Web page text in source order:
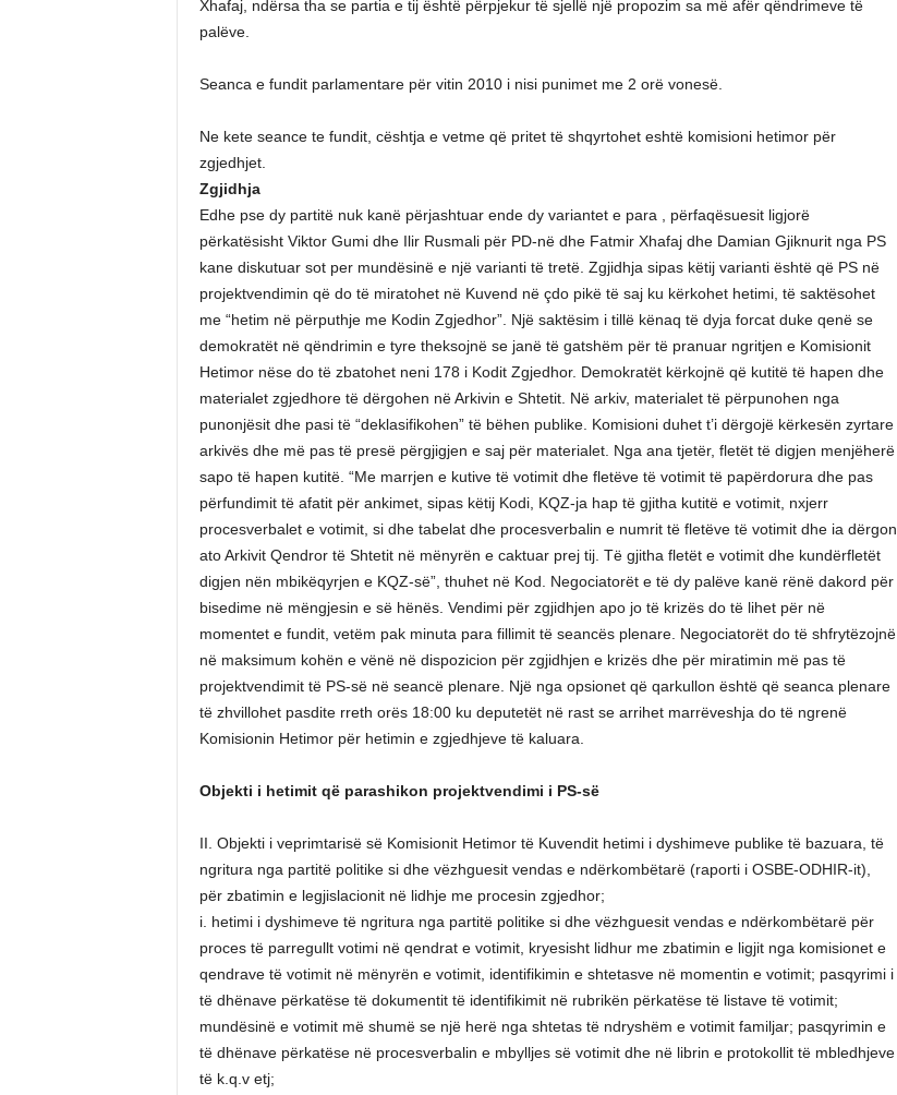
Xhafaj, ndërsa tha se partia e tij është përpjekur të sjellë një propozim sa më afër qëndrimeve të
palëve.
Seanca e fundit parlamentare për vitin 2010 i nisi punimet me 2 orë vonesë.
Ne kete seance te fundit, cështja e vetme që pritet të shqyrtohet eshtë komisioni hetimor për
zgjedhjet.
Zgjidhja
Edhe pse dy partitë nuk kanë përjashtuar ende dy variantet e para , përfaqësuesit ligjorë
përkatësisht Viktor Gumi dhe Ilir Rusmali për PD-në dhe Fatmir Xhafaj dhe Damian Gjiknurit nga PS
kane diskutuar sot per mundësinë e një varianti të tretë. Zgjidhja sipas këtij varianti është që PS në
projektvendimin që do të miratohet në Kuvend në çdo pikë të saj ku kërkohet hetimi, të saktësohet
me “hetim në përputhje me Kodin Zgjedhor”. Një saktësim i tillë kënaq të dyja forcat duke qenë se
demokratët në qëndrimin e tyre theksojnë se janë të gatshëm për të pranuar ngritjen e Komisionit
Hetimor nëse do të zbatohet neni 178 i Kodit Zgjedhor. Demokratët kërkojnë që kutitë të hapen dhe
materialet zgjedhore të dërgohen në Arkivin e Shtetit. Në arkiv, materialet të përpunohen nga
punonjësit dhe pasi të “deklasifikohen” të bëhen publike. Komisioni duhet t’i dërgojë kërkesën zyrtare
arkivës dhe më pas të presë përgjigjen e saj për materialet. Nga ana tjetër, fletët të digjen menjëherë
sapo të hapen kutitë. “Me marrjen e kutive të votimit dhe fletëve të votimit të papërdorura dhe pas
përfundimit të afatit për ankimet, sipas këtij Kodi, KQZ-ja hap të gjitha kutitë e votimit, nxjerr
procesverbalet e votimit, si dhe tabelat dhe procesverbalin e numrit të fletëve të votimit dhe ia dërgon
ato Arkivit Qendror të Shtetit në mënyrën e caktuar prej tij. Të gjitha fletët e votimit dhe kundërfletët
digjen nën mbikëqyrjen e KQZ-së”, thuhet në Kod. Negociatorët e të dy palëve kanë rënë dakord për
bisedime në mëngjesin e së hënës. Vendimi për zgjidhjen apo jo të krizës do të lihet për në
momentet e fundit, vetëm pak minuta para fillimit të seancës plenare. Negociatorët do të shfrytëzojnë
në maksimum kohën e vënë në dispozicion për zgjidhjen e krizës dhe për miratimin më pas të
projektvendimit të PS-së në seancë plenare. Një nga opsionet që qarkullon është që seanca plenare
të zhvillohet pasdite rreth orës 18:00 ku deputetët në rast se arrihet marrëveshja do të ngrenë
Komisionin Hetimor për hetimin e zgjedhjeve të kaluara.
Objekti i hetimit që parashikon projektvendimi i PS-së
II. Objekti i veprimtarisë së Komisionit Hetimor të Kuvendit hetimi i dyshimeve publike të bazuara, të
ngritura nga partitë politike si dhe vëzhguesit vendas e ndërkombëtarë (raporti i OSBE-ODHIR-it),
për zbatimin e legjislacionit në lidhje me procesin zgjedhor;
i. hetimi i dyshimeve të ngritura nga partitë politike si dhe vëzhguesit vendas e ndërkombëtarë për
proces të parregullt votimi në qendrat e votimit, kryesisht lidhur me zbatimin e ligjit nga komisionet e
qendrave të votimit në mënyrën e votimit, identifikimin e shtetasve në momentin e votimit; pasqyrimi i
të dhënave përkatëse të dokumentit të identifikimit në rubrikën përkatëse të listave të votimit;
mundësinë e votimit më shumë se një herë nga shtetas të ndryshëm e votimit familjar; pasqyrimin e
të dhënave përkatëse në procesverbalin e mbylljes së votimit dhe në librin e protokollit të mbledhjeve
të k.q.v etj;